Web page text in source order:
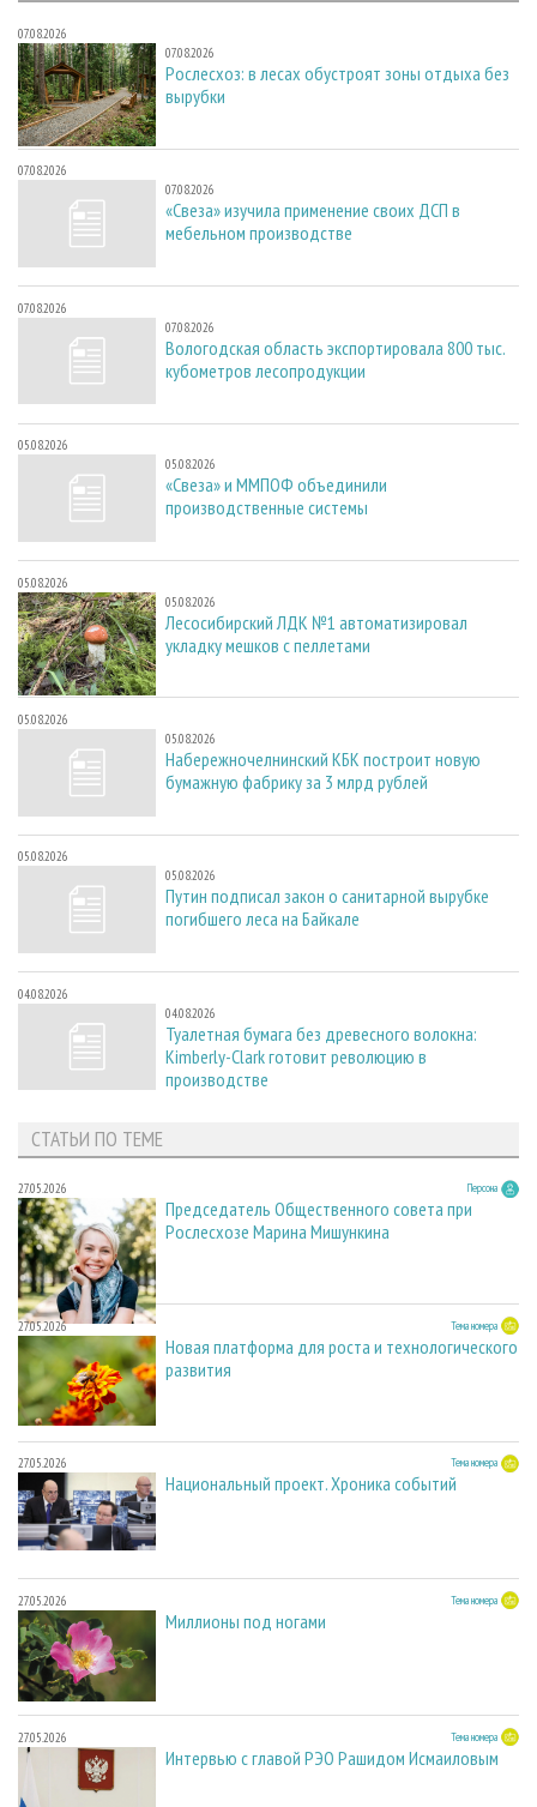
07.08.2026
07.08.2026
Рослесхоз: в лесах обустроят зоны отдыха без
вырубки
07.08.2026
07.08.2026
«Свеза» изучила применение своих ДСП в
мебельном производстве
07.08.2026
07.08.2026
Вологодская область экспортировала 800 тыс.
кубометров лесопродукции
05.08.2026
05.08.2026
«Свеза» и ММПОФ объединили
производственные системы
05.08.2026
05.08.2026
Лесосибирский ЛДК №1 автоматизировал
укладку мешков с пеллетами
05.08.2026
05.08.2026
Набережночелнинский КБК построит новую
бумажную фабрику за 3 млрд рублей
05.08.2026
05.08.2026
Путин подписал закон о санитарной вырубке
погибшего леса на Байкале
04.08.2026
04.08.2026
Туалетная бумага без древесного волокна:
Kimberly-Clark готовит революцию в
производстве
СТАТЬИ ПО ТЕМЕ
27.05.2026 Персона
Председатель Общественного совета при
Рослесхозе Марина Мишункина
27.05.2026 Тема номера
Новая платформа для роста и технологического
развития
27.05.2026 Тема номера
Национальный проект. Хроника событий
27.05.2026 Тема номера
Миллионы под ногами
27.05.2026 Тема номера
Интервью с главой РЭО Рашидом Исмаиловым